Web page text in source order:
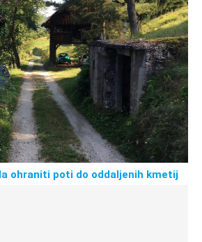
ohraniti poti do oddaljenih kmetij